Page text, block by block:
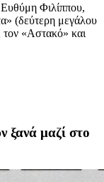
Φιλίππου,
(δεύτερη μεγάλου
τον «Αστακό» και
ξανά μαζί στο